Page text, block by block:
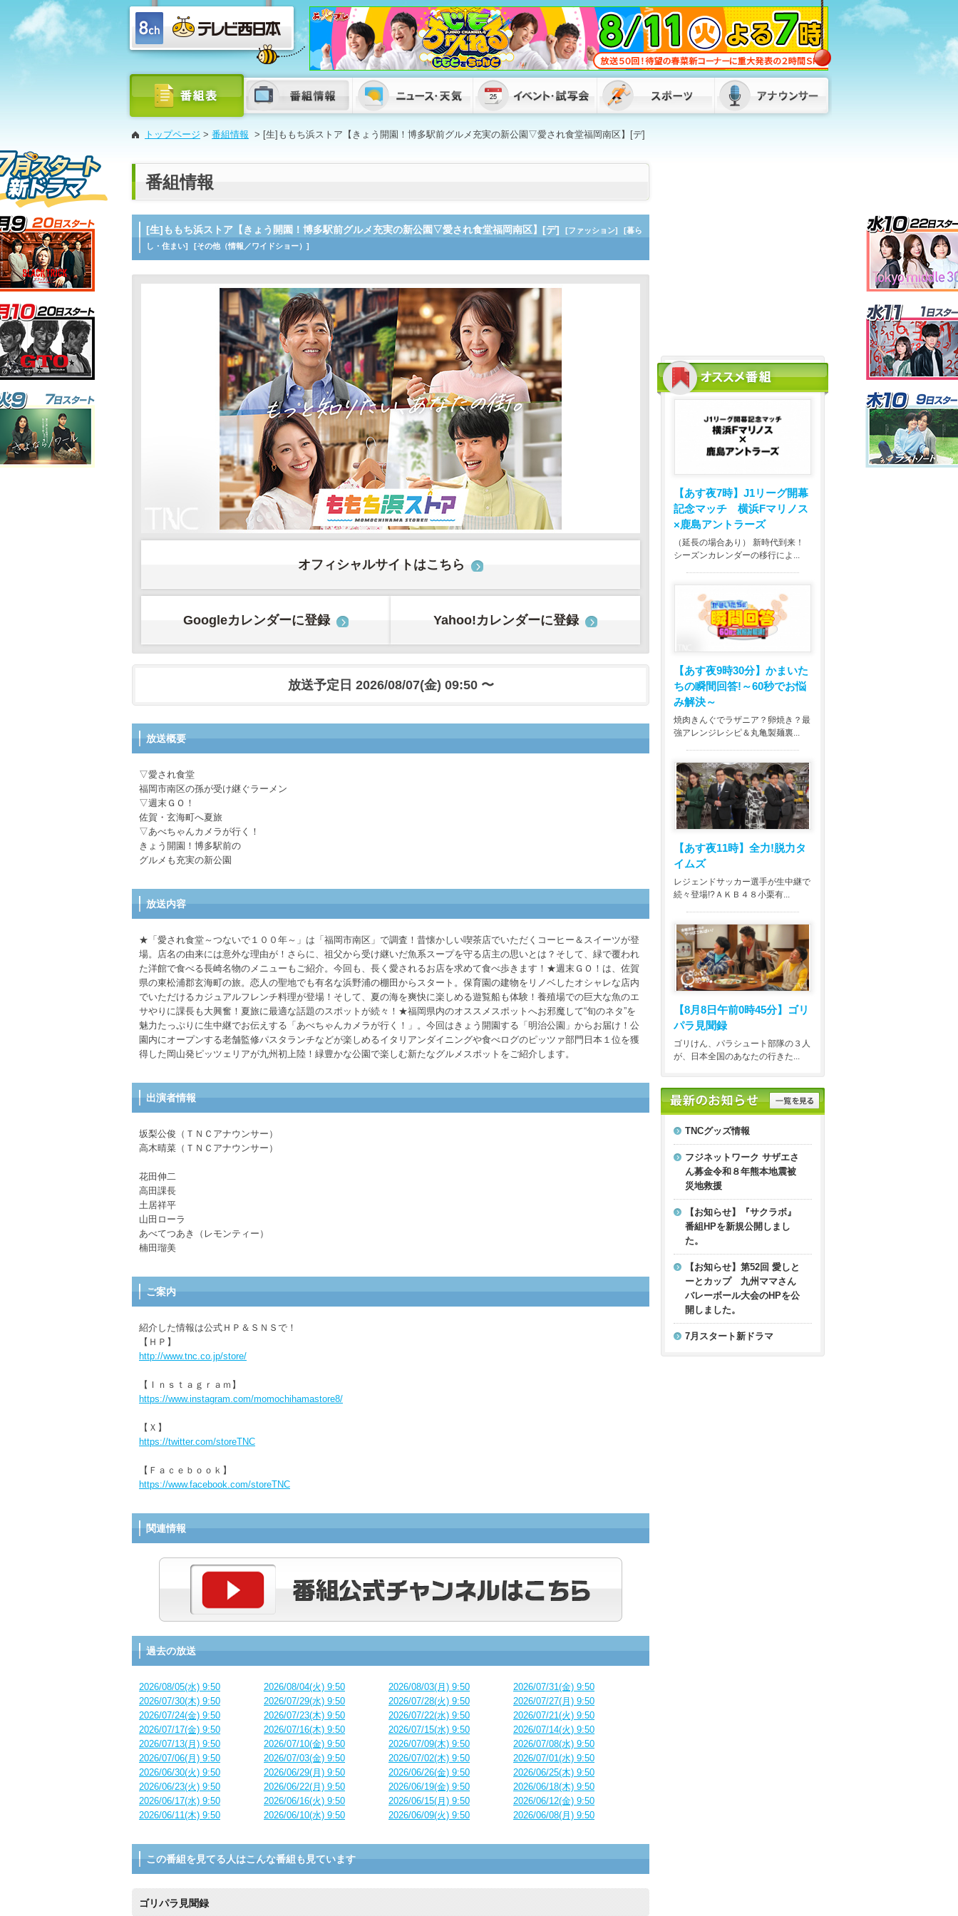
「ネパールは天国」蔵内議長の発言が波
紋 維新・吉村代表「福岡県議会改革を
公約に」 県外の議長も「本当に配慮に
欠けている」 2026/08/06 18:45
「閉める店は増えるのでは」食料品消費
税“1%減税” 外食業界から懸念の声 ス
ーパーは「値札の付け替えが大変」 福
岡 2026/08/06 18:20
トップページ > 番組情報 > [生]ももち浜ストア【きょう開園！博多駅前グルメ充実の新公園▽愛され食堂福岡南区】[デ]
番組情報
[生]ももち浜ストア【きょう開園！博多駅前グルメ充実の新公園▽愛され食堂福岡南区】[デ] [ファッション]
[暮ら
し・住まい]
[その他（情報／ワイドショー）]
オフィシャルサイトはこちら
Googleカレンダーに登録 Yahoo!カレンダーに登録
放送予定日 2026/08/07(金) 09:50 〜
放送概要
▽愛され食堂
福岡市南区の孫が受け継ぐラーメン
▽週末ＧＯ！
佐賀・玄海町へ夏旅
▽あべちゃんカメラが行く！
きょう開園！博多駅前の
グルメも充実の新公園
放送内容
★「愛され食堂～つないで１００年～」は「福岡市南区」で調査！昔懐かしい喫茶店でいただくコーヒー＆スイーツが登
場。店名の由来には意外な理由が！さらに、祖父から受け継いだ魚系スープを守る店主の思いとは？そして、緑で覆われ
た洋館で食べる長崎名物のメニューもご紹介。今回も、長く愛されるお店を求めて食べ歩きます！★週末ＧＯ！は、佐賀
県の東松浦郡玄海町の旅。恋人の聖地でも有名な浜野浦の棚田からスタート。保育園の建物をリノベしたオシャレな店内
でいただけるカジュアルフレンチ料理が登場！そして、夏の海を爽快に楽しめる遊覧船も体験！養殖場での巨大な魚のエ
サやりに課長も大興奮！夏旅に最適な話題のスポットが続々！★福岡県内のオススメスポットへお邪魔して“旬のネタ”を
魅力たっぷりに生中継でお伝えする「あべちゃんカメラが行く！」。今回はきょう開園する「明治公園」からお届け！公
園内にオープンする老舗監修パスタランチなどが楽しめるイタリアンダイニングや食べログのピッツァ部門日本１位を獲
得した岡山発ピッツェリアが九州初上陸！緑豊かな公園で楽しむ新たなグルメスポットをご紹介します。
出演者情報
坂梨公俊（ＴＮＣアナウンサー）
高木晴菜（ＴＮＣアナウンサー）
花田伸二
高田課長
土居祥平
山田ローラ
あべてつあき（レモンティー）
楠田瑠美
ご案内
紹介した情報は公式ＨＰ＆ＳＮＳで！
【ＨＰ】
http://www.tnc.co.jp/store/
【Ｉｎｓｔａｇｒａｍ】
https://www.instagram.com/momochihamastore8/
【Ｘ】
https://twitter.com/storeTNC
【Ｆａｃｅｂｏｏｋ】
https://www.facebook.com/storeTNC
関連情報
過去の放送
2026/08/05(水) 9:50 2026/08/04(火) 9:50 2026/08/03(月) 9:50
2026/07/31(金) 9:50
2026/07/30(木) 9:50
2026/07/29(水) 9:50 2026/07/28(火) 9:50
2026/07/27(月) 9:50
2026/07/24(金) 9:50
2026/07/23(木) 9:50 2026/07/22(水) 9:50
2026/07/21(火) 9:50
2026/07/17(金) 9:50
2026/07/16(木) 9:50 2026/07/15(水) 9:50
2026/07/14(火) 9:50
2026/07/13(月) 9:50
2026/07/10(金) 9:50 2026/07/09(木) 9:50
2026/07/08(水) 9:50
2026/07/06(月) 9:50
2026/07/03(金) 9:50 2026/07/02(木) 9:50
2026/07/01(水) 9:50
2026/06/30(火) 9:50
2026/06/29(月) 9:50 2026/06/26(金) 9:50
2026/06/25(木) 9:50
2026/06/23(火) 9:50
2026/06/22(月) 9:50 2026/06/19(金) 9:50
2026/06/18(木) 9:50
2026/06/17(水) 9:50
2026/06/16(火) 9:50 2026/06/15(月) 9:50
2026/06/12(金) 9:50
2026/06/11(木) 9:50
2026/06/10(水) 9:50 2026/06/09(火) 9:50 2026/06/08(月) 9:50
この番組を見てる人はこんな番組も見ています
ゴリパラ見聞録
【あす夜7時】 J1リーグ開幕
記念マッチ 横浜Fマリノス
×鹿島アントラーズ
（延長の場合あり） 新時代到来！
シーズンカレンダーの移行によ...
【あす夜9時30分】 かまいた
ちの瞬間回答!～60秒でお悩
み解決～
焼肉きんぐでラザニア？卵焼き？最
強アレンジレシピ＆丸亀製麺裏...
【あす夜11時】 全力!脱力タ
イムズ
レジェンドサッカー選手が生中継で
続々登場!?ＡＫＢ４８小栗有...
【8月8日午前0時45分】
ゴリ
パラ見聞録
ゴリけん、パラシュート部隊の３人
が、日本全国のあなたの行きた...
TNCグッズ情報
フジネットワーク サザエさ
ん募金令和８年熊本地震被
災地救援
【お知らせ】『サクラボ』
番組HPを新規公開しまし
た。
【お知らせ】第52回 愛しと
ーとカップ 九州ママさん
バレーボール大会のHPを公
開しました。
7月スタート新ドラマ